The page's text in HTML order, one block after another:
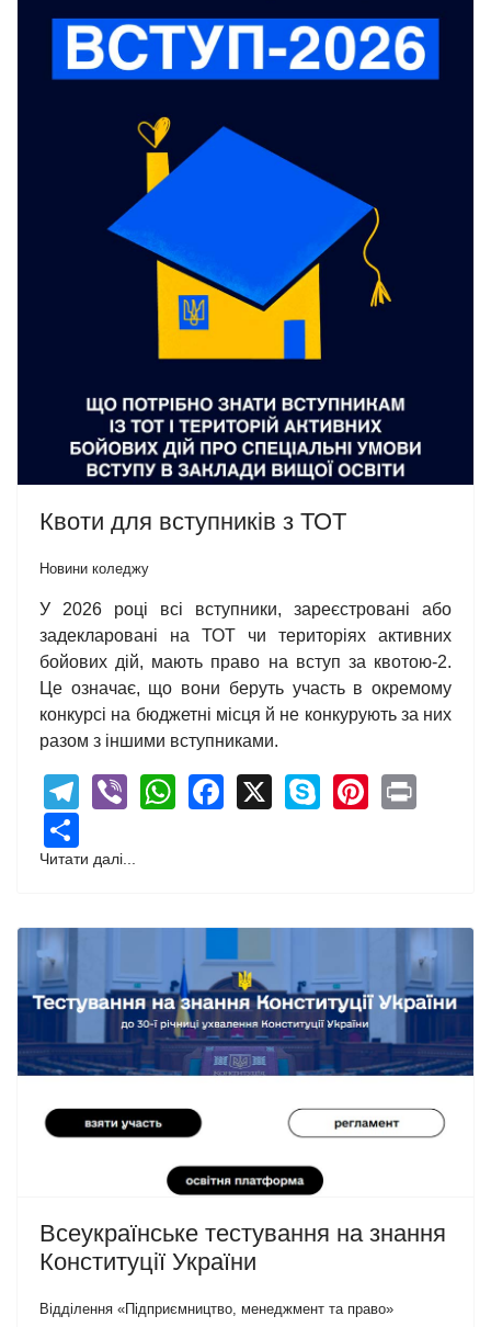
Квоти для вступників з ТОТ
Новини коледжу
У 2026 році всі вступники, зареєстровані або
задекларовані на ТОТ чи територіях активних
бойових дій, мають право на вступ за квотою-2.
Це означає, що вони беруть участь в окремому
конкурсі на бюджетні місця й не конкурують за них
разом з іншими вступниками.
Telegram
ViberWhatsApp
Facebook
X Skype
Читати далі...
Всеукраїнське тестування на знання
Конституції України
Відділення «Підприємництво, менеджмент та право»